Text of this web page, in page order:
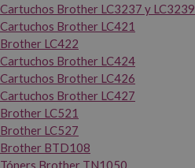
Cartuchos Brother LC3237 y LC3239
Cartuchos Brother LC421
Brother LC422
Cartuchos Brother LC424
Cartuchos Brother LC426
Cartuchos Brother LC427
Brother LC521
Brother LC527
Brother BTD108
Tóners Brother TN1050